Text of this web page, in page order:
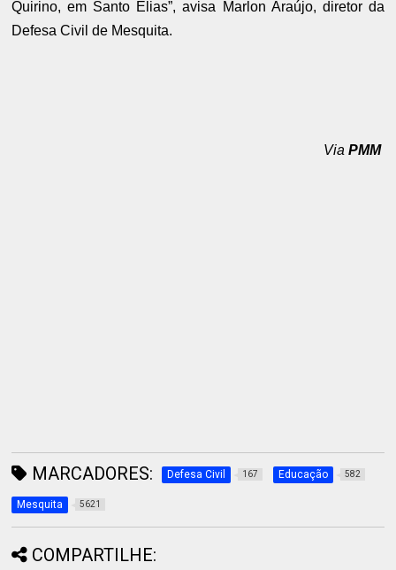
Quirino, em Santo Elias”, avisa Marlon Araújo, diretor da
Defesa Civil de Mesquita.
Via PMM
MARCADORES: Defesa Civil 167 Educação 582
Mesquita 5621
COMPARTILHE: